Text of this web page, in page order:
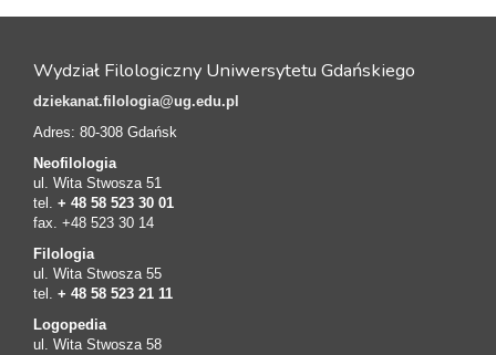
Wydział Filologiczny Uniwersytetu Gdańskiego
dziekanat.filologia@ug.edu.pl
Adres: 80-308 Gdańsk
Neofilologia
ul. Wita Stwosza 51
tel. + 48 58 523 30 01
fax. +48 523 30 14
Filologia
ul. Wita Stwosza 55
tel. + 48 58 523 21 11
Logopedia
ul. Wita Stwosza 58